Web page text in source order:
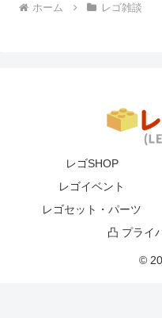
ホーム レゴ雑談
レゴSHOP
レゴイベント
レゴセット・パーツ
凸 プライ
©